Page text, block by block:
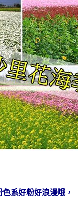
系好粉好浪漫哦，